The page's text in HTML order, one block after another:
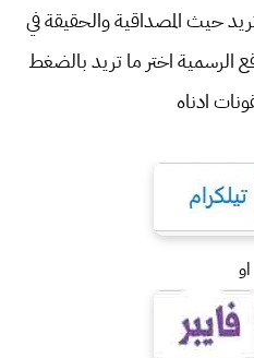
حيث المصداقية والحقيقة في
الرسمية اختر ما تريد بالضغط
ادناه
او